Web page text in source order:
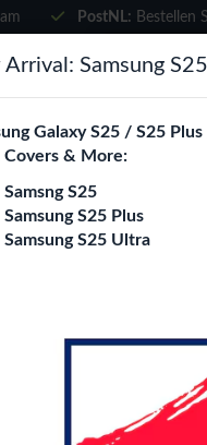
Wählen
Es sieht
Vereinigte
PostNL: Bestellen
City Blogs
A13 4G
City ist Ihr
Wir beliefern
zu
Arrival: Samsung
Galaxy S25 / S25
Covers & More:
Samsng S25
Samsung S25 Plus
Samsung S25 Ultra